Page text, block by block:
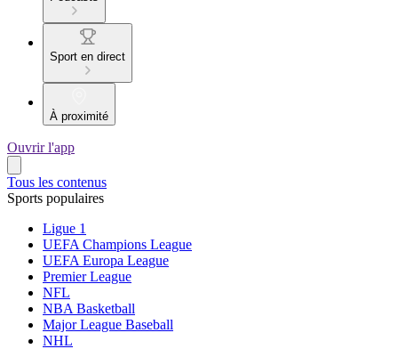
Sport en direct
À proximité
Ouvrir l'app
Tous les contenus
Sports populaires
Ligue 1
UEFA Champions League
UEFA Europa League
Premier League
NFL
NBA Basketball
Major League Baseball
NHL